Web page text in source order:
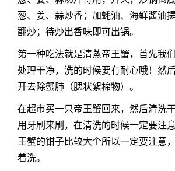
葱、姜、蒜炒香；加蚝油、海鲜酱油
翻炒；待炒出香味即可出锅。
第一种吃法就是清蒸帝王蟹，首先我
处理干净，洗的时候要有耐心哦！然
开去除蟹肺（腮状絮棉物）。
在超市买一只帝王蟹回来，然后清洗
用牙刷来刷，在清洗的时候一定要注
王蟹的钳子比较大个所以一定要注意
着洗。